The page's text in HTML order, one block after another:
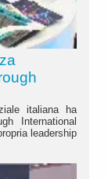
italiana ha
International
leadership